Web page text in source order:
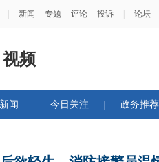
新闻 专题 评论 投诉 论坛
视频
闻 今日关注 政务推荐